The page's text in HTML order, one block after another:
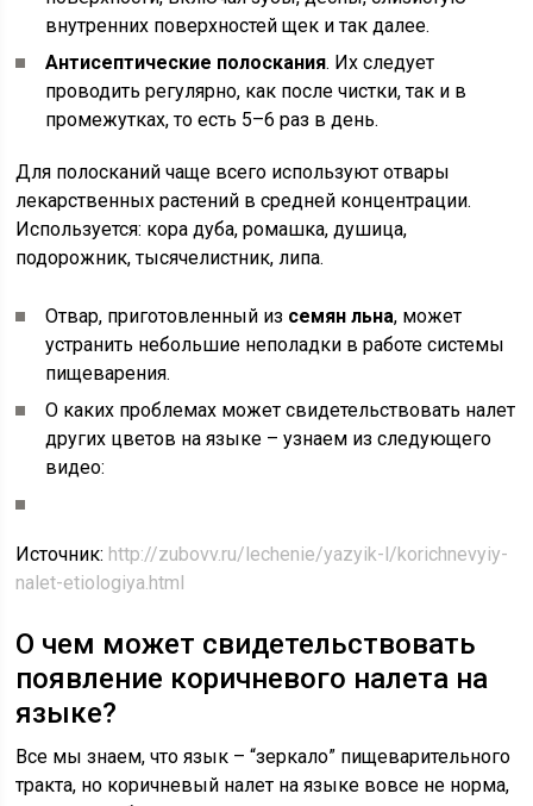
внутренних поверхностей щек и так далее.
Антисептические полоскания. Их следует
проводить регулярно, как после чистки, так и в
промежутках, то есть 5–6 раз в день.
Для полосканий чаще всего используют отвары
лекарственных растений в средней концентрации.
Используется: кора дуба, ромашка, душица,
подорожник, тысячелистник, липа.
Отвар, приготовленный из семян льна, может
устранить небольшие неполадки в работе системы
пищеварения.
О каких проблемах может свидетельствовать налет
других цветов на языке – узнаем из следующего
видео:
Источник: http://zubovv.ru/lechenie/yazyik-l/korichnevyiy-
nalet-etiologiya.html
О чем может свидетельствовать
появление коричневого налета на
языке?
Все мы знаем, что язык – “зеркало” пищеварительного
тракта, но коричневый налет на языке вовсе не норма,